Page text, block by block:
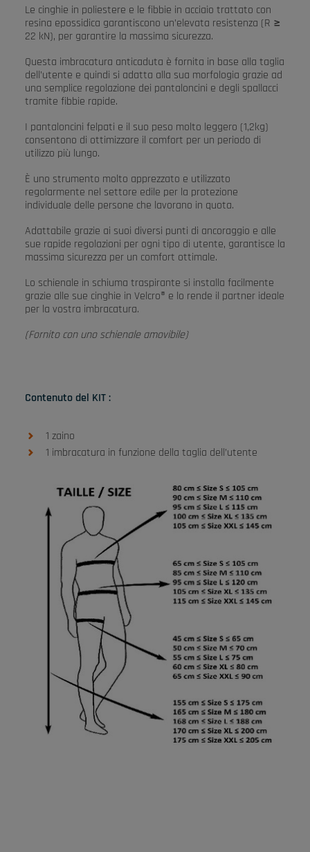
Le cinghie in poliestere e le fibbie in acciaio trattato con
resina epossidica garantiscono un’elevata resistenza (R ≥
22 kN), per garantire la massima sicurezza.
Questa imbracatura anticaduta è fornita in base alla taglia
dell’utente e quindi si adatta alla sua morfologia grazie ad
una semplice regolazione dei pantaloncini e degli spallacci
tramite fibbie rapide.
I pantaloncini felpati e il suo peso molto leggero (1,2kg)
consentono di ottimizzare il comfort per un periodo di
utilizzo più lungo.
È uno strumento molto apprezzato e utilizzato
regolarmente nel settore edile per la protezione
individuale delle persone che lavorano in quota.
Adattabile grazie ai suoi diversi punti di ancoraggio e alle
sue rapide regolazioni per ogni tipo di utente, garantisce la
massima sicurezza per un comfort ottimale.
Lo schienale in schiuma traspirante si installa facilmente
grazie alle sue cinghie in Velcro® e lo rende il partner ideale
per la vostra imbracatura.
(Fornito con uno schienale amovibile)
Contenuto del KIT :
1 zaino
1 imbracatura in funzione della taglia dell’utente